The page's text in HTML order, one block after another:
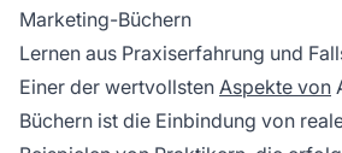
Marketing-Büchern
Lernen aus Praxiserfahrung und
Einer der wertvollsten Aspekte von
Büchern ist die Einbindung von